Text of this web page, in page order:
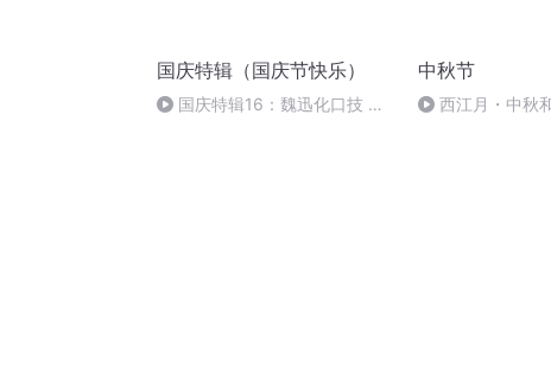
国庆特辑（国庆节快乐）
国庆特辑16：魏迅化口技 二
中秋节
西江月・中秋